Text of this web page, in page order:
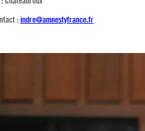
:indre@amnestyfrance.fr